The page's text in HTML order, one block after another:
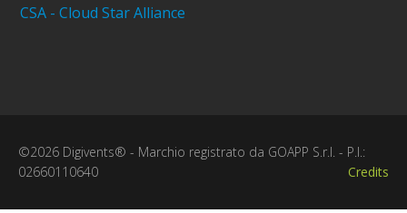
CSA - Cloud Star Alliance
©2026 Digivents® - Marchio registrato da GOAPP S.r.l. - P.I.:
02660110640
Credits